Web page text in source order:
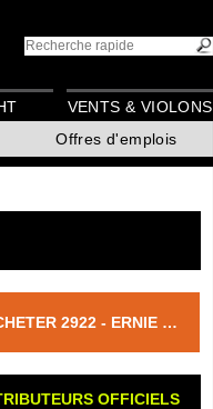
Offres d'emplois
VENTS & VIOLONS
ACHETER 2922 - ERNIE BALL
OFFICIELS